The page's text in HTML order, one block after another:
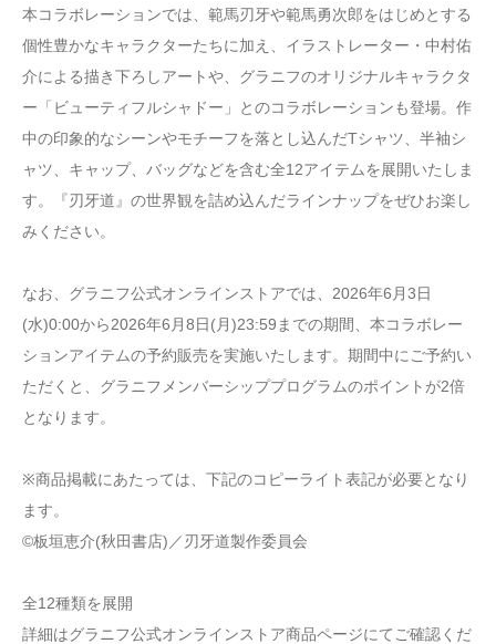
本コラボレーションでは、範馬刃牙や範馬勇次郎をはじめとする
個性豊かなキャラクターたちに加え、イラストレーター・中村佑
介による描き下ろしアートや、グラニフのオリジナルキャラクタ
ー「ビューティフルシャドー」とのコラボレーションも登場。作
中の印象的なシーンやモチーフを落とし込んだTシャツ、半袖シ
ャツ、キャップ、バッグなどを含む全12アイテムを展開いたしま
す。『刃牙道』の世界観を詰め込んだラインナップをぜひお楽し
みください。
なお、グラニフ公式オンラインストアでは、2026年6月3日
(水)0:00から2026年6月8日(月)23:59までの期間、本コラボレー
ションアイテムの予約販売を実施いたします。期間中にご予約い
ただくと、グラニフメンバーシッププログラムのポイントが2倍
となります。
※商品掲載にあたっては、下記のコピーライト表記が必要となり
ます。
©板垣恵介(秋田書店)／刃牙道製作委員会
全12種類を展開
詳細はグラニフ公式オンラインストア商品ページにてご確認くだ